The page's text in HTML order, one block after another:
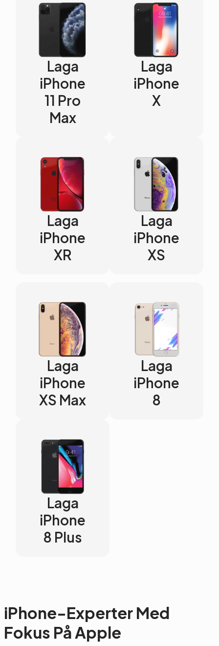
Laga
iPhone
11 Pro
Max
Laga
iPhone
X
Laga
iPhone
XR
Laga
iPhone
XS
Laga
iPhone
XS Max
Laga
iPhone
8
Laga
iPhone
8 Plus
iPhone-Experter Med
Fokus På Apple